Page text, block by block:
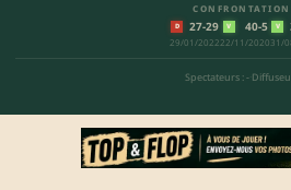
D 27-29
29/01/2022
V 40-5
22/11/2020
V
31/
Spectateurs : -